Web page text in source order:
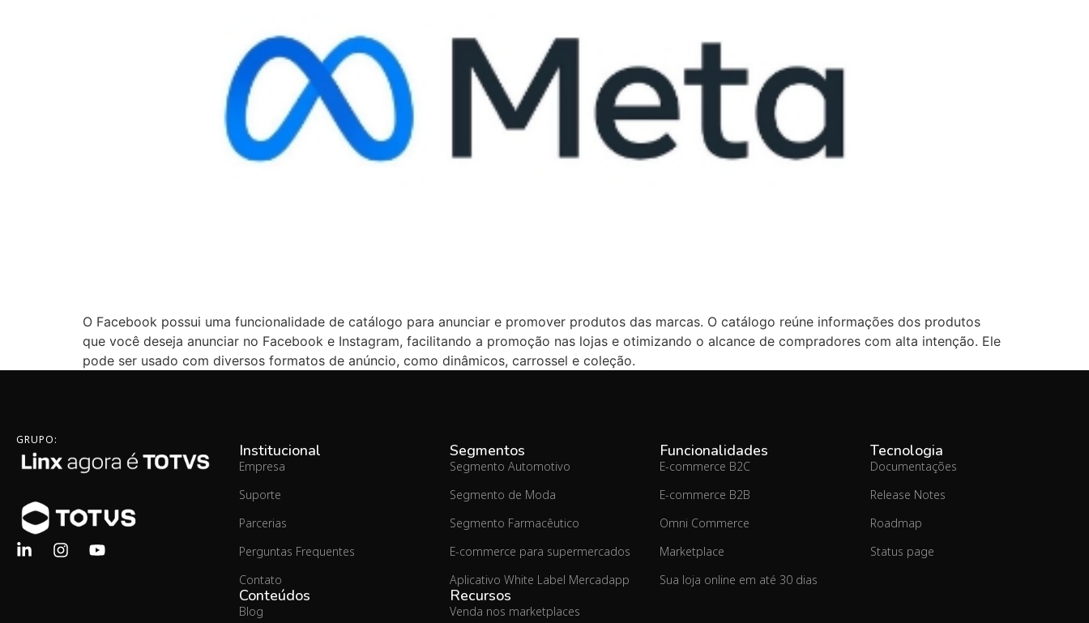
O Facebook possui uma funcionalidade de catálogo para anunciar e promover produtos das marcas. O catálogo reúne informações dos produtos
que você deseja anunciar no Facebook e Instagram, facilitando a promoção nas lojas e otimizando o alcance de compradores com alta intenção. Ele
pode ser usado com diversos formatos de anúncio, como dinâmicos, carrossel e coleção.
GRUPO:
Institucional
Empresa
Suporte
Parcerias
Perguntas Frequentes
Contato
Conteúdos
Blog
Segmentos
Segmento Automotivo
Segmento de Moda
Segmento Farmacêutico
E-commerce para supermercados
Aplicativo White Label Mercadapp
Recursos
Venda nos marketplaces
Funcionalidades
E-commerce B2C
E-commerce B2B
Omni Commerce
Marketplace
Sua loja online em até 30 dias
Tecnologia
Documentações
Release Notes
Roadmap
Status page